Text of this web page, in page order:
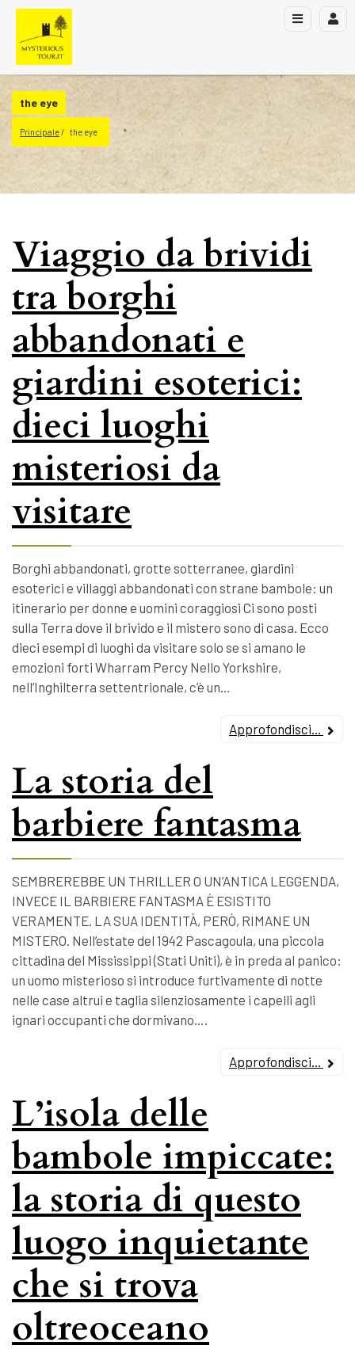
the eye
Principale the eye
Viaggio da brividi
tra borghi
abbandonati e
giardini esoterici:
dieci luoghi
misteriosi da
visitare
Borghi abbandonati, grotte sotterranee, giardini
esoterici e villaggi abbandonati con strane bambole: un
itinerario per donne e uomini coraggiosi Ci sono posti
sulla Terra dove il brivido e il mistero sono di casa. Ecco
dieci esempi di luoghi da visitare solo se si amano le
emozioni forti Wharram Percy Nello Yorkshire,
nell’Inghilterra settentrionale, c’è un…
Approfondisci...
La storia del
barbiere fantasma
SEMBREREBBE UN THRILLER O UN’ANTICA LEGGENDA,
INVECE IL BARBIERE FANTASMA È ESISTITO
VERAMENTE. LA SUA IDENTITÀ, PERÒ, RIMANE UN
MISTERO. Nell’estate del 1942 Pascagoula, una piccola
cittadina del Mississippi (Stati Uniti), è in preda al panico:
un uomo misterioso si introduce furtivamente di notte
nelle case altrui e taglia silenziosamente i capelli agli
ignari occupanti che dormivano….
Approfondisci...
L’isola delle
bambole impiccate:
la storia di questo
luogo inquietante
che si trova
oltreoceano